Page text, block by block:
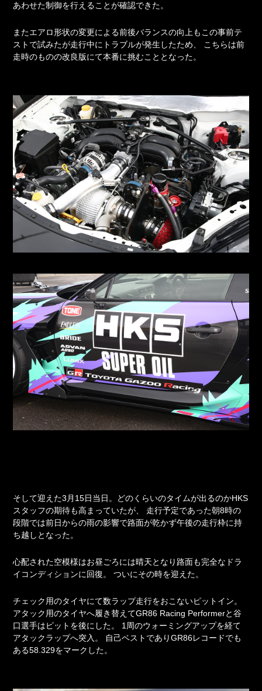
あわせた制御を行えることが確認できた。
またエアロ形状の変更による前後バランスの向上もこの事前テ
ストで試みたが走行中にトラブルが発生したため、
こちらは前
走時のものの改良版にて本番に挑むこととなった。
そして迎えた3月15日当日。どのくらいのタイムが出るのかHKS
スタッフの期待も高まっていたが、
走行予定であった朝8時の
段階では前日からの雨の影響で路面が乾かず午後の走行枠に持
ち越しとなった。
心配された空模様はお昼ごろには晴天となり路面も完全なドラ
イコンディションに回復。
ついにその時を迎えた。
チェック用のタイヤにて数ラップ走行をおこないピットイン。
アタック用のタイヤへ履き替えてGR86 Racing Performerと谷
口選手はピットを後にした。
1周のウォーミングアップを経て
アタックラップへ突入。
自己ベストでありGR86レコードでも
ある58.329をマークした。